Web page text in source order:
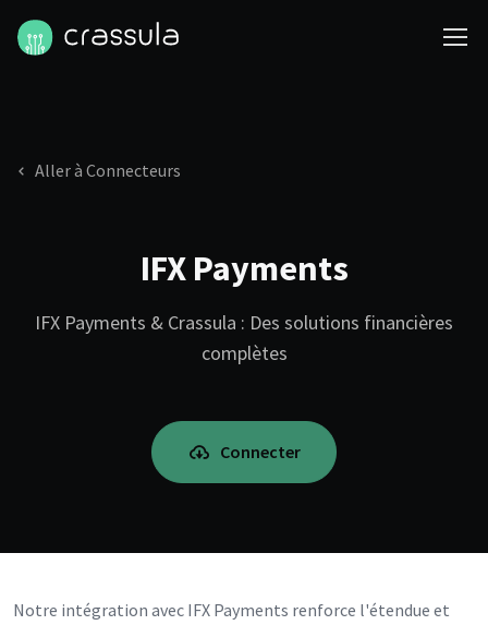
Aller à Connecteurs
IFX Payments
IFX Payments & Crassula : Des solutions financières
complètes
Connecter
Notre intégration avec IFX Payments renforce l'étendue et